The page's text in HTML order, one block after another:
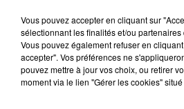
Vous pouvez accepter en cliquant sur
sélectionnant les finalités et/ou partenaires
Vous pouvez également refuser en
accepter". Vos préférences ne
pouvez mettre à jour vos choix, ou retirer
moment via le lien "Gérer les cookies"